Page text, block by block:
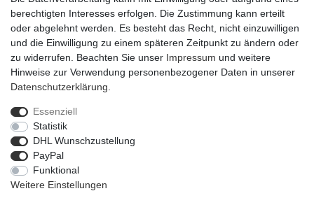
Die Schale hat Löcher am Boden, sodass überschüssiges Wasser
problemlos ablaufen kann. Ideal für die Floristik oder zum Bepflan
Widerrufs­recht
Daten­schutz­erklärung
berechtigten Interesses erfolgen. Die Zustimmung kann erteilt
oder abgelehnt werden. Es besteht das Recht, nicht einzuwilligen
und die Einwilligung zu einem späteren Zeitpunkt zu ändern oder
zu widerrufen. Beachten Sie unser Impressum und weitere
Hinweise zur Verwendung personenbezogener Daten in unserer
Daten­schutz­erklärung
Essenziell
Statistik
DHL Wunschzustellung
PayPal
Funktional
Weitere Einstellungen